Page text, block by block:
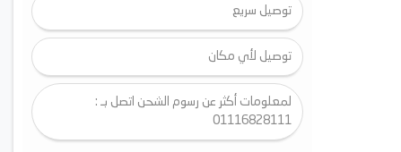
توصيل سريع
توصيل لأي مكان
لمعلومات أكثر عن رسوم الشحن اتصل بـ :
01116828111